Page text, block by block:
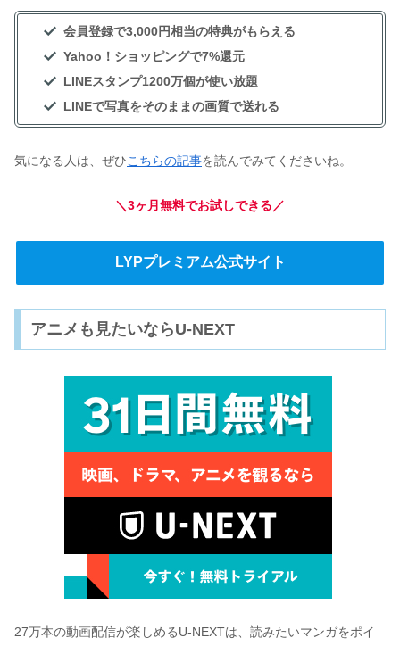
会員登録で3,000円相当の特典がもらえる
Yahoo！ショッピングで7%還元
LINEスタンプ1200万個が使い放題
LINEで写真をそのままの画質で送れる
気になる人は、ぜひこちらの記事を読んでみてくださいね。
＼3ヶ月無料でお試しできる／
LYPプレミアム公式サイト
アニメも見たいならU-NEXT
27万本の動画配信が楽しめるU-NEXTは、読みたいマンガをポイ